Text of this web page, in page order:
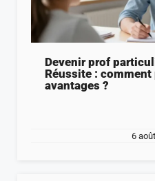
Devenir prof
Réussite :
avantages ?
6